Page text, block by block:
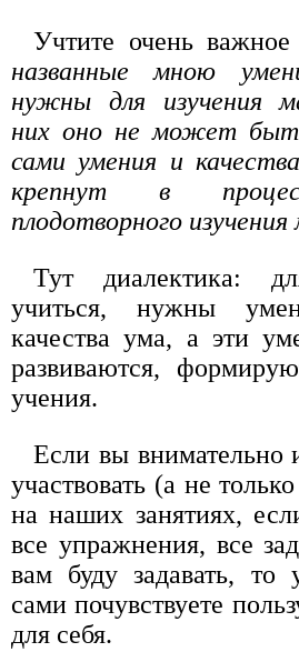
Учтите очень
названные мною
нужны для изучения
них оно не может
сами умения и
крепнут в
плодотворного
Тут диалектика:
учиться, нужны
качества ума, а эти
развиваются,
учения.
Если вы внимательно
участвовать (а не
на наших занятиях,
все упражнения, все
вам буду задавать, то
сами почувствуете
для себя.